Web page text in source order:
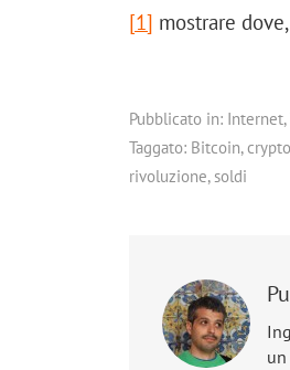
[1] mostrare
Pubblicato in: Internet,
Taggato: Bitcoin,
rivoluzione,soldi